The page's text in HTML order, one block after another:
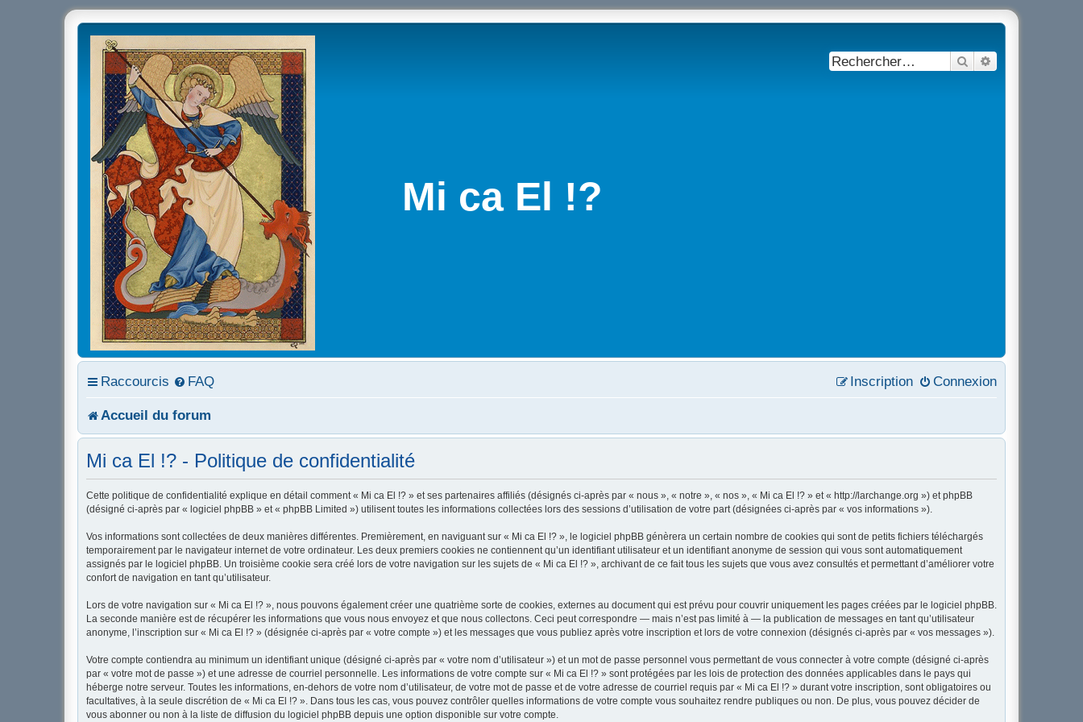
Mi ca El !?
Rechercher
Raccourcis FAQ Connexion
Inscription
Accueil du forum
Mi ca El !? - Politique de confidentialité
Cette politique de confidentialité explique en détail comment « Mi ca El !? » et ses partenaires affiliés (désignés ci-après par « nous », « notre », « nos », « Mi ca El !? » et « http://larchange.org ») et phpBB
(désigné ci-après par « logiciel phpBB » et « phpBB Limited ») utilisent toutes les informations collectées lors des sessions d’utilisation de votre part (désignées ci-après par « vos informations »).
Vos informations sont collectées de deux manières différentes. Premièrement, en naviguant sur « Mi ca El !? », le logiciel phpBB génèrera un certain nombre de cookies qui sont de petits fichiers téléchargés
temporairement par le navigateur internet de votre ordinateur. Les deux premiers cookies ne contiennent qu’un identifiant utilisateur et un identifiant anonyme de session qui vous sont automatiquement
assignés par le logiciel phpBB. Un troisième cookie sera créé lors de votre navigation sur les sujets de « Mi ca El !? », archivant de ce fait tous les sujets que vous avez consultés et permettant d’améliorer votre
confort de navigation en tant qu’utilisateur.
Lors de votre navigation sur « Mi ca El !? », nous pouvons également créer une quatrième sorte de cookies, externes au document qui est prévu pour couvrir uniquement les pages créées par le logiciel phpBB.
La seconde manière est de récupérer les informations que vous nous envoyez et que nous collectons. Ceci peut correspondre — mais n’est pas limité à — la publication de messages en tant qu’utilisateur
anonyme, l’inscription sur « Mi ca El !? » (désignée ci-après par « votre compte ») et les messages que vous publiez après votre inscription et lors de votre connexion (désignés ci-après par « vos messages »).
Votre compte contiendra au minimum un identifiant unique (désigné ci-après par « votre nom d’utilisateur ») et un mot de passe personnel vous permettant de vous connecter à votre compte (désigné ci-après
par « votre mot de passe ») et une adresse de courriel personnelle. Les informations de votre compte sur « Mi ca El !? » sont protégées par les lois de protection des données applicables dans le pays qui
héberge notre serveur. Toutes les informations, en-dehors de votre nom d’utilisateur, de votre mot de passe et de votre adresse de courriel requis par « Mi ca El !? » durant votre inscription, sont obligatoires ou
facultatives, à la seule discrétion de « Mi ca El !? ». Dans tous les cas, vous pouvez contrôler quelles informations de votre compte vous souhaitez rendre publiques ou non. De plus, vous pouvez décider de
vous abonner ou non à la liste de diffusion du logiciel phpBB depuis une option disponible sur votre compte.